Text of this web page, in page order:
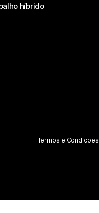
híbrido
Termos e Condições